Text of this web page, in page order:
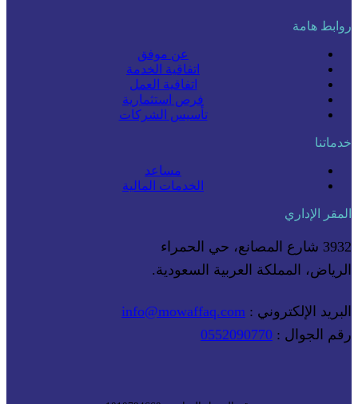
روابط هامة
عن موفق
اتفاقية الخدمة
اتفاقية العمل
فرص استثمارية
تأسيس الشركات
خدماتنا
مساعد
الخدمات المالية
المقر الإداري
3932 شارع المصانع، حي الحمراء
الرياض، المملكة العربية السعودية.
البريد الإلكتروني : info@mowaffaq.com
رقم الجوال : 0552090770